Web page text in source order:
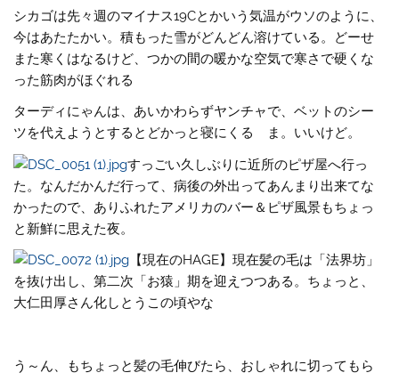
シカゴは先々週のマイナス19Cとかいう気温がウソのように、
今はあたたかい。積もった雪がどんどん溶けている。どーせ
また寒くはなるけど、つかの間の暖かな空気で寒さで硬くな
った筋肉がほぐれる
ターディにゃんは、あいかわらずヤンチャで、ベットのシー
ツを代えようとするとどかっと寝にくる
ま。いいけど。
すっごい久しぶりに近所のピザ屋へ行っ
た。なんだかんだ行って、病後の外出ってあんまり出来てな
かったので、ありふれたアメリカのバー＆ピザ風景もちょっ
と新鮮に思えた夜。
【現在のHAGE】現在髪の毛は「法界坊」
を抜け出し、第二次「お猿」期を迎えつつある。ちょっと、
大仁田厚さん化しとうこの頃やな
う～ん、もちょっと髪の毛伸びたら、おしゃれに切ってもら